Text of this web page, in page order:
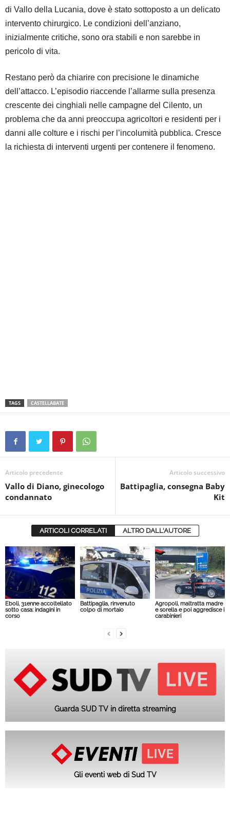
di Vallo della Lucania, dove è stato sottoposto a un delicato
intervento chirurgico. Le condizioni dell’anziano,
inizialmente critiche, sono ora stabili e non sarebbe in
pericolo di vita.
Restano però da chiarire con precisione le dinamiche
dell’attacco. L’episodio riaccende l’allarme sulla presenza
crescente dei cinghiali nelle campagne del Cilento, un
problema che da anni preoccupa agricoltori e residenti per i
danni alle colture e i rischi per l’incolumità pubblica. Cresce
la richiesta di interventi urgenti per contenere il fenomeno.
TAGS CASTELLABATE
Articolo precedente
Vallo di Diano, ginecologo
condannato
Articolo successivo
Battipaglia, consegna Baby
Kit
ARTICOLI CORRELATI ALTRO DALL'AUTORE
Eboli, 31enne accoltellato
sotto casa: indagini in
corso
Battipaglia, rinvenuto
colpo di mortaio
Agropoli, maltratta madre
e sorella e poi aggredisce i
carabinieri
Guarda SUD TV in diretta streaming
Gli eventi web di Sud TV